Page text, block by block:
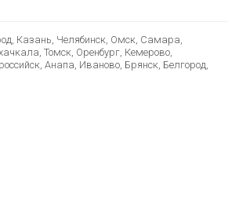
Казань, Челябинск, Омск, Самара,
Томск, Оренбург, Кемерово,
Анапа, Иваново, Брянск, Белгород,